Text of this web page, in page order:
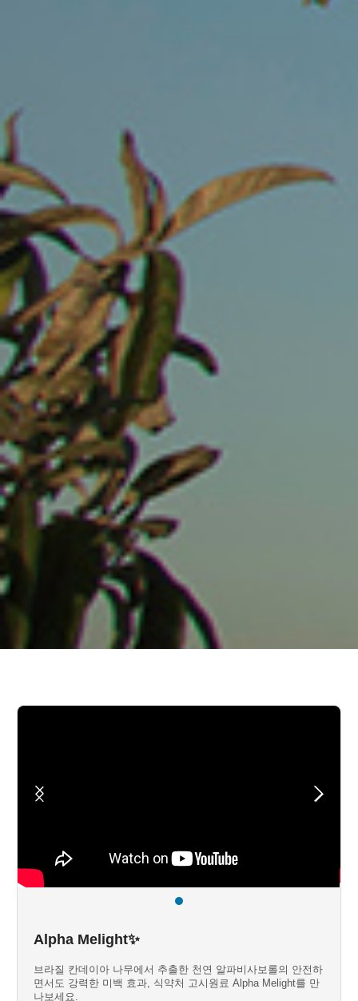
Alpha Melight✨
브라질 칸데이아 나무에서 추출한 천연 알파비사보롤의 안전하
면서도 강력한 미백 효과, 식약처 고시원료 Alpha Melight를 만
나보세요.